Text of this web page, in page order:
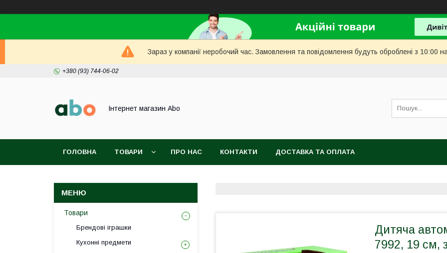
Зараз у компанії неробочий час. Замовлення та повідомлення будуть оброблені з 10:00
+380 (93) 744-06-02
Інтернет магазин Abo
ГОЛОВНА ТОВАРИ ПРО НАС КОНТАКТИ ДОСТАВКА ТА ОПЛАТА
Дитяча
7992, 19 см,
Товари
Брендові іграшки
Кухонні предмети